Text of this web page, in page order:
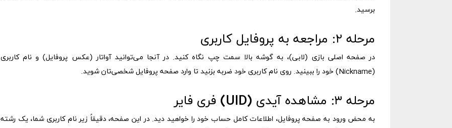
برسید.
مرحله ۲: مراجعه به پروفایل کاربری
در صفحه اصلی بازی (لابی)، به گوشه بالا سمت چپ نگاه کنید. در آنجا می‌توانید آواتار (عکس پروفایل) و نام کاربری
(Nickname) خود را ببینید. روی نام کاربری خود ضربه بزنید تا وارد صفحه پروفایل شخصی‌تان شوید.
مرحله ۳: مشاهده آیدی (UID) فری فایر
به محض ورود به صفحه پروفایل، اطلاعات کامل حساب خود را خواهید دید. در این صفحه، دقیقاً زیر نام کاربری شما، یک رشته